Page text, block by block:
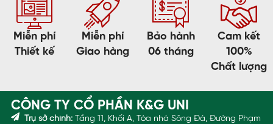
Miễn phí
Thiết kế
Miễn phí
Giao hàng
Bảo hành
06 tháng
Cam kết
100%
Chất lượng
CÔNG TY CỔ PHẦN K&G UNI
Trụ sở chính: Tầng 11, Khối A, Tòa nhà Sông Đà, Đường Phạm